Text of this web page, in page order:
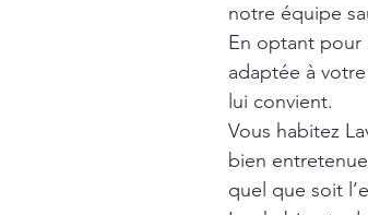
notre équipe
En optant pour
adaptée à
lui convient.
Vous habitez
bien
quel que soit